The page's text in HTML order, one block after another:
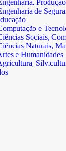
de
e
Sociais,
Naturais,
e Humanidades